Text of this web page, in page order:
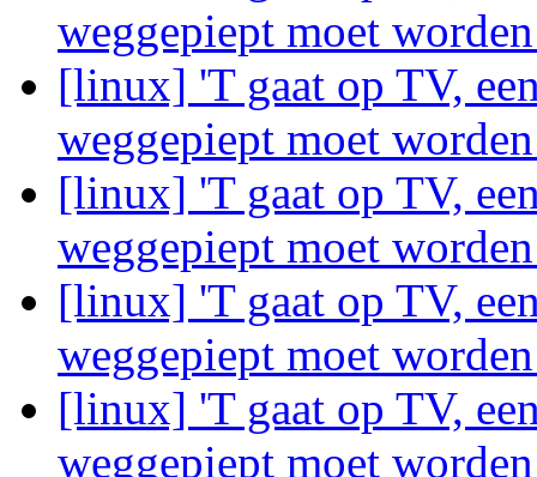
weggepiept moet
[linux] 'T gaat op TV,
weggepiept moet
[linux] 'T gaat op TV,
weggepiept moet
[linux] 'T gaat op TV,
weggepiept moet
[linux] 'T gaat op TV,
weggepiept moet